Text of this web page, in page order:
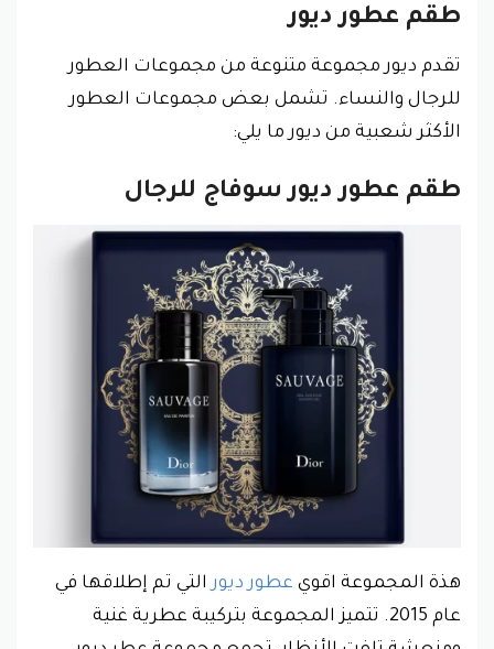
طقم عطور ديور
تقدم ديور مجموعة متنوعة من مجموعات العطور
للرجال والنساء. تشمل بعض مجموعات العطور
الأكثر شعبية من ديور ما يلي:
طقم عطور ديور سوفاج للرجال
هذة المجموعة اقوي عطور ديورالتي تم إطلاقها في
عام 2015. تتميز المجموعة بتركيبة عطرية غنية